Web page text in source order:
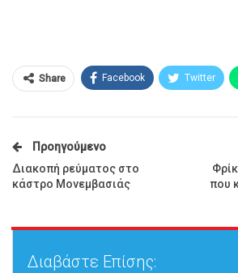
Share Facebook Twitter
Προηγούμενο
Διακοπή ρεύματος στο
κάστρο Μονεμβασιάς
που
Διαβάστε Επίσης: